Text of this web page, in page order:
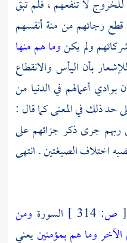
للخروج لا تنفعهم ، فلم تبق
رجائهم من منة أنفسهم
ولم يكنوما هم منها
بأن اليأس والانقطاع
أعمالهم في الدنيا من
حد ذلك في المعنى كما قال :
ربهم جرى ذكر جزائهم على
اختلاف الصيغتين . انتهى
[ ص: السورة ومن
الآخر وما هم بمؤمنينيعني